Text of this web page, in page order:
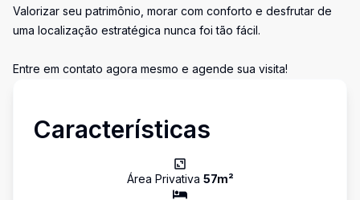
Valorizar seu patrimônio, morar com conforto e desfrutar de
uma localização estratégica nunca foi tão fácil.
Entre em contato agora mesmo e agende sua visita!
Características
Área Privativa 57m²